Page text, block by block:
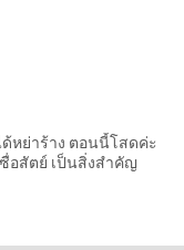
หย่าร้าง ตอนนี้โสดค่ะ
อสัตย์ เป็นสิ่งสำคัญ